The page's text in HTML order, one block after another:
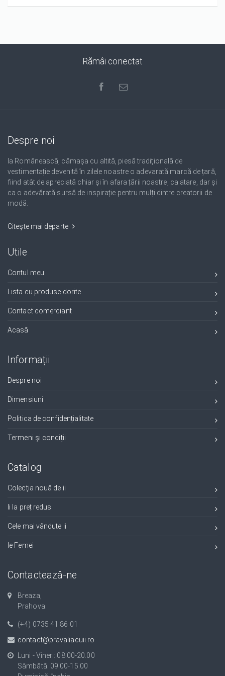
Rămâi conectat
Despre noi
Ia Românească, cămașa cu altită, piesă tradițională de
vestimentație devenită în zilele noastre o adevarată marcă de țară,
fiind atât de apreciată chiar și în afara țării noastre, ca atare, dar și
ca o adevărată sursă de inspirație pentru mulți dintre creatorii de
modă.
Citește mai departe
Utile
Contul meu
Lista cu produse dorite
Contact comerciant
Acasă
Informații
Despre noi
Dimensiuni
Politica de confidențialitate
Termeni și condiții
Catalog
Colecția nouă de ii
Ii la preț redus
Cele mai vândute ii
Ie Femei
Contactează-ne
Breaza,
Prahova.
(+4) 0735 41 86 01
contact@pravaliacuii.ro
Luni - Vineri: 08.00-20.00
Sâmbătă: 09.00-15.00